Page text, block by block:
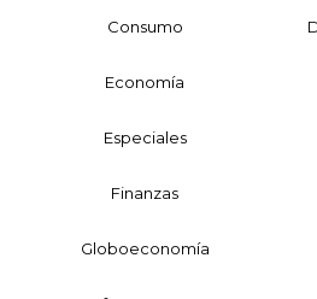
Consumo
Economía
Especiales
Finanzas
Globoeconomía